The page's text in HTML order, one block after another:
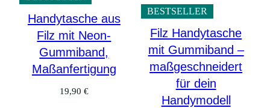
Handytasche aus
Filz mit Neon-
Gummiband,
Maßanfertigung
19,90 €
BESTSELLER
Filz Handytasche
mit Gummiband –
maßgeschneidert
für dein
Handymodell